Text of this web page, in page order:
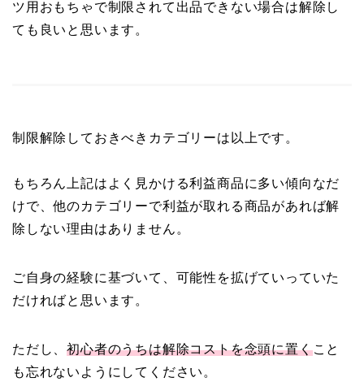
ツ用おもちゃで制限されて出品できない場合は解除し
ても良いと思います。
制限解除しておきべきカテゴリーは以上です。
もちろん上記はよく見かける利益商品に多い傾向なだ
けで、他のカテゴリーで利益が取れる商品があれば解
除しない理由はありません。
ご自身の経験に基づいて、可能性を拡げていっていた
だければと思います。
ただし、初心者のうちは解除コストを念頭に置くこと
も忘れないようにしてください。